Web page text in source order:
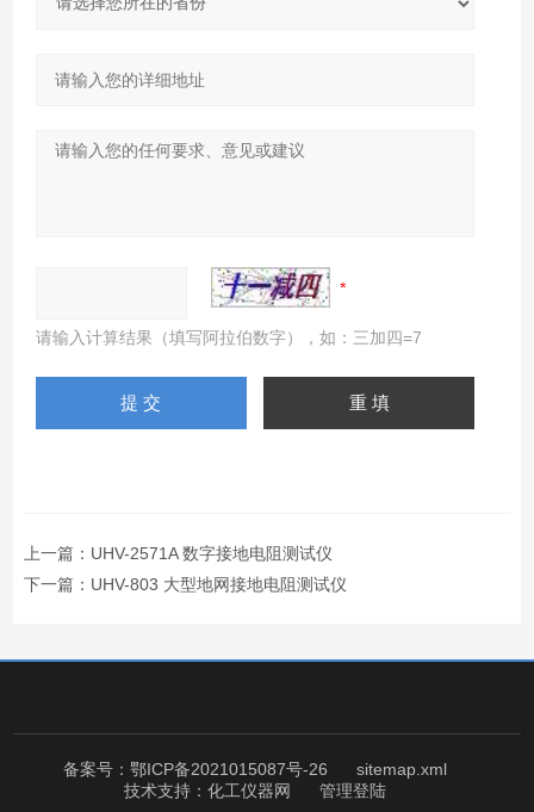
请输入计算结果（填写阿拉伯数字），如：三加四=7
上一篇： UHV-2571A 数字接地电阻测试仪
下一篇： UHV-803 大型地网接地电阻测试仪
备案号：鄂ICP备2021015087号-26
sitemap.xml
技术支持： 化工仪器网 管理登陆